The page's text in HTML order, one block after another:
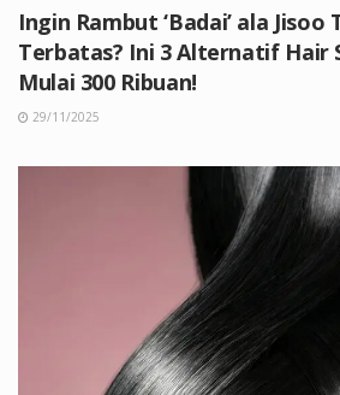
Ingin Rambut ‘Badai’ ala
Terbatas? Ini 3 Alternatif Hair
Mulai 300 Ribuan!
29/11/2025